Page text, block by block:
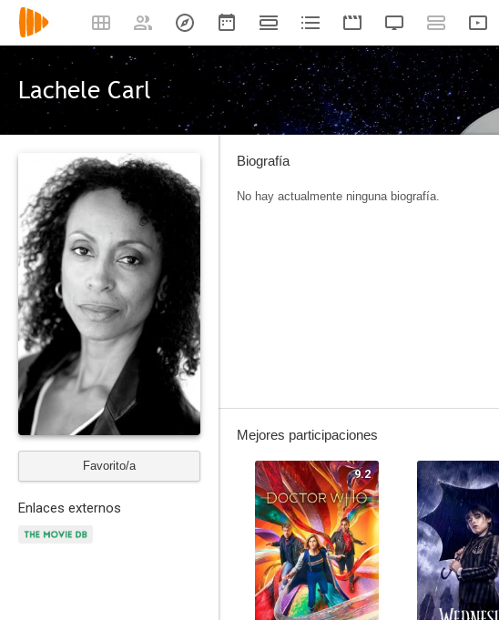
Lachele Carl
Favorito/a
Enlaces externos
Biografía
No hay actualmente ninguna biografía.
Mejores participaciones
9.2